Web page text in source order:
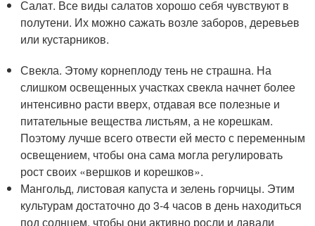
Салат. Все виды салатов хорошо себя чувствуют в
полутени. Их можно сажать возле заборов, деревьев
или кустарников.
Свекла. Этому корнеплоду тень не страшна. На
слишком освещенных участках свекла начнет более
интенсивно расти вверх, отдавая все полезные и
питательные вещества листьям, а не корешкам.
Поэтому лучше всего отвести ей место с переменным
освещением, чтобы она сама могла регулировать
рост своих «вершков и корешков».
Мангольд, листовая капуста и зелень горчицы. Этим
культурам достаточно до 3-4 часов в день находиться
под солнцем, чтобы они активно росли и давали